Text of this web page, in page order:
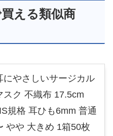
える類似商
にやさしいサージカル
スク 不織布 17.5cm
規格 耳ひも6mm 普通
やや 大きめ 1箱50枚